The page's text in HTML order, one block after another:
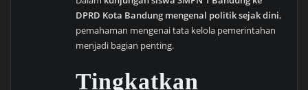
DPRD Kota Bandung mengenal politik sejak dini,
pemahaman mengenai tata kelola pemerintahan
menjadi bagian penting.
Tingkatkan